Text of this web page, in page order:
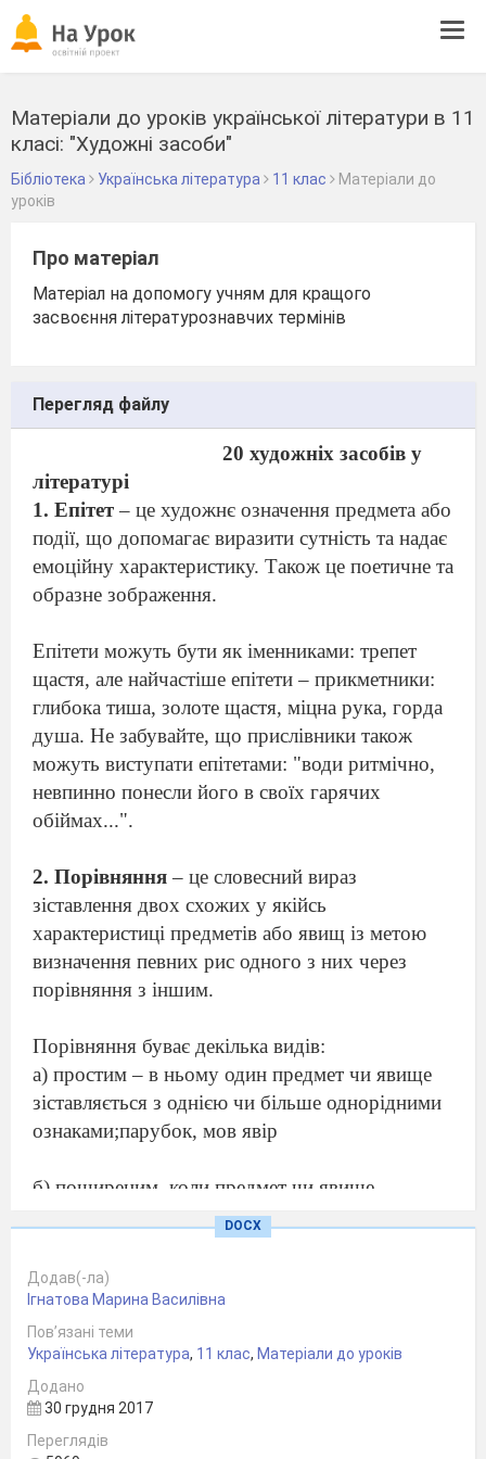
Матеріали до уроків української літератури в 11
класі: "Художні засоби"
Бібліотека Українська література 11 клас
Матеріали до
уроків
Про матеріал
Матеріал на допомогу учням для кращого
засвоєння літературознавчих термінів
Перегляд файлу
20 художніх засобів у
літературі
1. Епітет– це художнє означення предмета або
події, що допомагає виразити сутність та надає
емоційну характеристику. Також це поетичне та
образне зображення.
Епітети можуть бути як іменниками: трепет
щастя, але найчастіше епітети – прикметники:
глибока тиша, золоте щастя, міцна рука, горда
душа. Не забувайте, що прислівники також
можуть виступати епітетами: "води ритмічно,
невпинно понесли його в своїх гарячих
обіймах...".
2. Порівняння– це словесний вираз
зіставлення двох схожих у якійсь
характеристиці предметів або явищ із метою
визначення певних рис одного з них через
порівняння з іншим.
Порівняння буває декілька видів:
а) простим – в ньому один предмет чи явище
зіставляється з однією чи більше однорідними
ознаками;парубок, мов явір
б) поширеним, коли предмет чи явище
зіставляються з кількома ознаками одночасно;
У слів є відмінна природа: одні є скучні і сіряві,
як придорожні пили; другі, як свіжий пісок…
в) приєднальним, в якому образ подається вже
після предмету;
Як човен веселий, відчаливши в море, По
синім кришталі за вітром летить І веслами воду
і пінить, і оре, Лебежою шиєю в хвилях
DOCX
Додав(-ла)
Ігнатова Марина Василівна
Пов’язані теми
Українська література, 11 клас, Матеріали до уроків
Додано
30 грудня 2017
Переглядів